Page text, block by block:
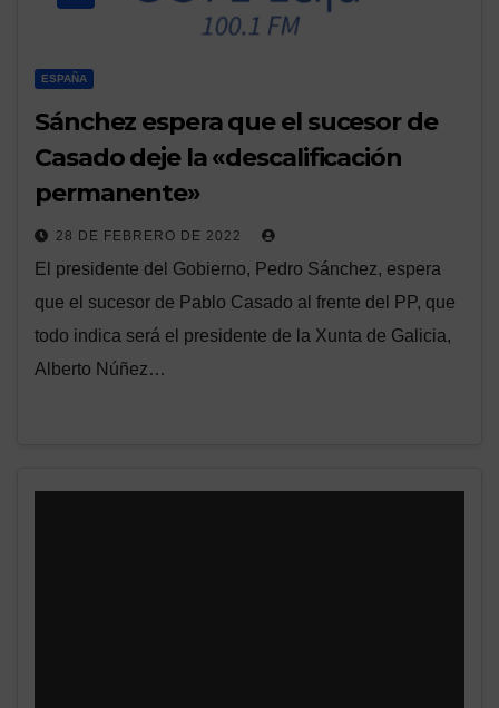
ESPAÑA
Sánchez espera que el sucesor de
Casado deje la «descalificación
permanente»
28 DE FEBRERO DE 2022
El presidente del Gobierno, Pedro Sánchez, espera
que el sucesor de Pablo Casado al frente del PP, que
todo indica será el presidente de la Xunta de Galicia,
Alberto Núñez…